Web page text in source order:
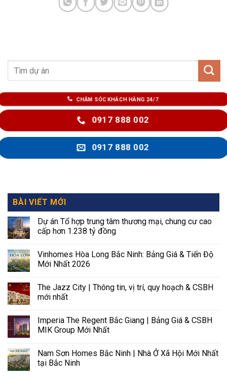
CHĂM SÓC KHÁCH HÀNG 24/7
0917 888 002
0917 888 002
BÀI VIẾT MỚI
Dự án Tổ hợp trung tâm thương mại, chung cư cao
cấp hơn 1.238 tỷ đồng
Vinhomes Hòa Long Bắc Ninh: Bảng Giá & Tiến Độ
Mới Nhất 2026
The Jazz City | Thông tin, vị trí, quy hoạch & CSBH
mới nhất
Imperia The Regent Bắc Giang | Bảng Giá & CSBH
MIK Group Mới Nhất
Nam Sơn Homes Bắc Ninh | Nhà Ở Xã Hội Mới Nhất
tại Bắc Ninh